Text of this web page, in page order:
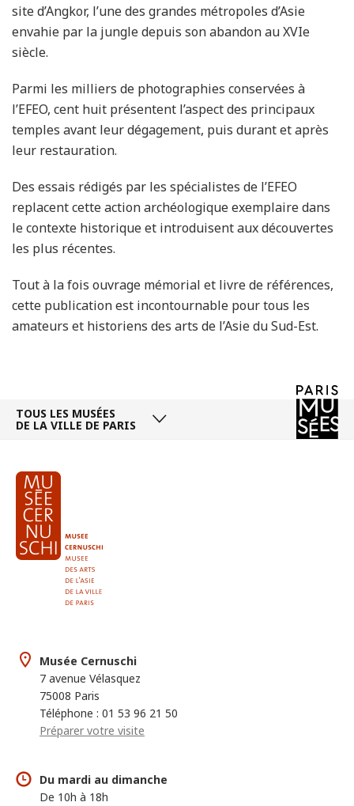
site d’Angkor, l’une des grandes métropoles d’Asie
envahie par la jungle depuis son abandon au XVIe
siècle.
Parmi les milliers de photographies conservées à
l’EFEO, cent huit présentent l’aspect des principaux
temples avant leur dégagement, puis durant et après
leur restauration.
Des essais rédigés par les spécialistes de l’EFEO
replacent cette action archéologique exemplaire dans
le contexte historique et introduisent aux découvertes
les plus récentes.
Tout à la fois ouvrage mémorial et livre de références,
cette publication est incontournable pour tous les
amateurs et historiens des arts de l’Asie du Sud-Est.
TOUS LES MUSÉES
DE LA VILLE DE PARIS
Musée Cernuschi
7 avenue Vélasquez
75008 Paris
Téléphone : 01 53 96 21 50
Préparer votre visite
Du mardi au dimanche
De 10h à 18h